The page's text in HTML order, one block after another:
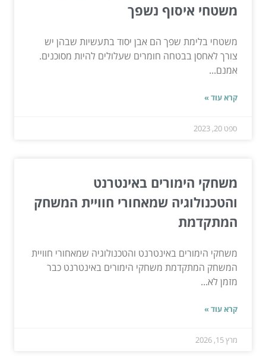
משטחי איסוף נשפך
משטחי בלימת שפך הם אבן יסוד בתעשיות שבהן יש
צורך לאחסן בבטחה חומרים שעלולים להיות מסוכנים.
אמנם...
קרא עוד »
ספט 20, 2023
משחקי הימורים באינטרנט
והטכנולוגיה שמאחורי חוויית המשחק
המתקדמת
משחקי הימורים באינטרנט והטכנולוגיה שמאחורי חוויית
המשחק המתקדמת משחקי הימורים באינטרנט כבר
מזמן לא...
קרא עוד »
מרץ 15, 2026